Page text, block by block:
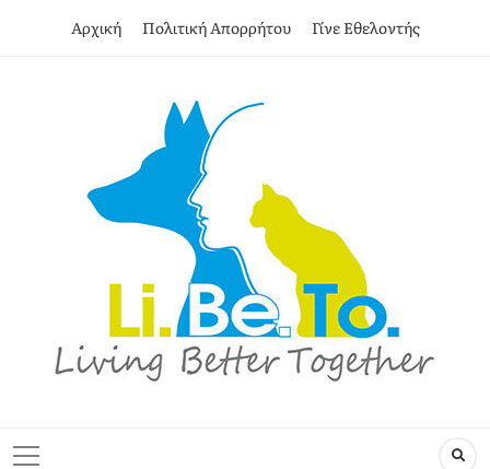
Αρχική Πολιτική Απορρήτου Γίνε Εθελοντής